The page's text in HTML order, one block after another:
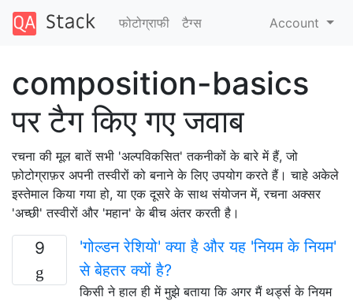
फोटोग्राफी टैग्‍स Account
composition-basics
पर टैग किए गए जवाब
रचना की मूल बातें सभी 'अल्पविकसित' तकनीकों के बारे में हैं, जो
फ़ोटोग्राफ़र अपनी तस्वीरों को बनाने के लिए उपयोग करते हैं। चाहे अकेले
इस्तेमाल किया गया हो, या एक दूसरे के साथ संयोजन में, रचना अक्सर
'अच्छी' तस्वीरों और 'महान' के बीच अंतर करती है।
9
'गोल्डन रेशियो' क्या है और यह 'नियम के नियम'
से बेहतर क्यों है?
किसी ने हाल ही में मुझे बताया कि अगर मैं थर्ड्स के नियम